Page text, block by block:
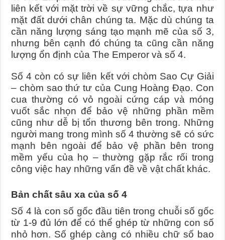
liên kết với mặt trời về sự vững chắc, tựa như
mặt đất dưới chân chúng ta. Mặc dù chúng ta
cần năng lượng sáng tạo mạnh mẽ của số 3,
nhưng bên cạnh đó chúng ta cũng cần năng
lượng ổn định của The Emperor và số 4.
Số 4 còn có sự liên kết với chòm Sao Cự Giải
– chòm sao thứ tư của Cung Hoàng Đạo. Con
cua thường có vỏ ngoài cứng cáp và móng
vuốt sắc nhọn để bảo vệ những phần mềm
cũng như dễ bị tổn thương bên trong. Những
người mang trong mình số 4 thường sẽ có sức
mạnh bên ngoài để bảo vệ phần bên trong
mềm yếu của họ – thường gặp rắc rối trong
công việc hay những vấn đề về vật chất khác.
Bản chất sâu xa của số 4
Số 4 là con số gốc đầu tiên trong chuỗi số gốc
từ 1-9 đủ lớn để có thể ghép từ những con số
nhỏ hơn. Số ghép càng có nhiều chữ số bao